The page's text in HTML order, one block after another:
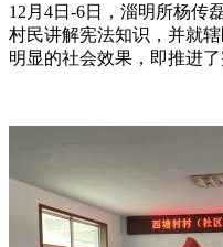
12月4日-6日，淄明所杨传
村民讲解宪法知识，并就
明显的社会效果，即推进